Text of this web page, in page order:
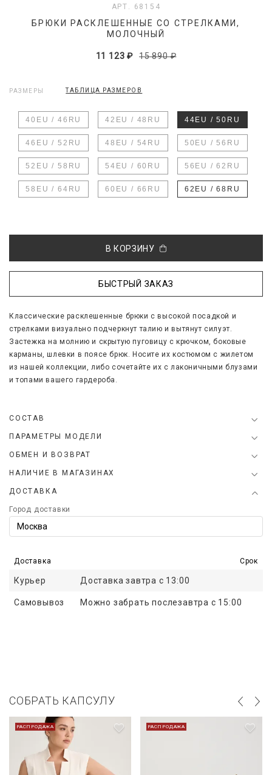
АРТ. 68154
БРЮКИ РАСКЛЕШЕННЫЕ СО СТРЕЛКАМИ,
МОЛОЧНЫЙ
11 123 ₽ 15 890 ₽
РАЗМЕРЫ ТАБЛИЦА РАЗМЕРОВ
40EU / 46RU 42EU / 48RU 44EU / 50RU
46EU / 52RU 48EU / 54RU 50EU / 56RU
52EU / 58RU 54EU / 60RU 56EU / 62RU
58EU / 64RU 60EU / 66RU 62EU / 68RU
В КОРЗИНУ
БЫСТРЫЙ ЗАКАЗ
Классические расклешенные брюки с высокой посадкой и
стрелками визуально подчеркнут талию и вытянут силуэт.
Застежка на молнию и скрытую пуговицу с крючком, боковые
карманы, шлевки в поясе брюк. Носите их костюмом с жилетом
из нашей коллекции, либо сочетайте их с лаконичными блузами
и топами вашего гардероба.
СОСТАВ
ПАРАМЕТРЫ МОДЕЛИ
ОБМЕН И ВОЗВРАТ
НАЛИЧИЕ В МАГАЗИНАХ
ДОСТАВКА
Город доставки
Доставка Срок
Курьер Доставка завтра с 13:00
Самовывоз Можно забрать послезавтра с 15:00
СОБРАТЬ КАПСУЛУ
РАСПРОДАЖА РАСПРОДАЖА